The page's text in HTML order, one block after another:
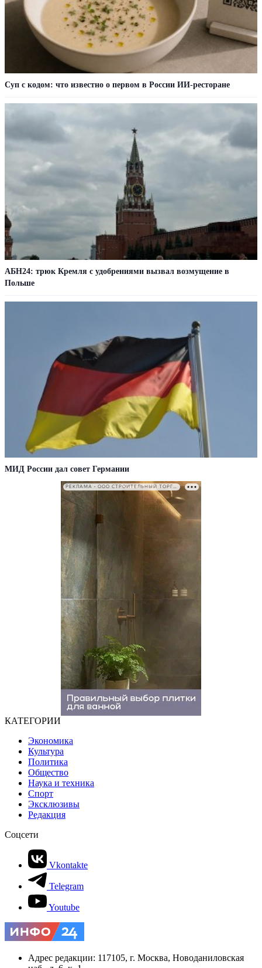
Суп с кодом: что известно о первом в России ИИ-ресторане
АБН24: трюк Кремля с удобрениями вызвал возмущение в
Польше
МИД России дал совет Германии
РЕКЛАМА • ООО СТРОИТЕЛЬНЫЙ ТОРГОВЫЙ ДОМ «ПЕТРОВИЧ». ИНН: 7802348846
КАТЕГОРИИ
Экономика
Культура
Политика
Общество
Наука и техника
Спорт
Эксклюзивы
Редакция
Соцсети
Vkontakte
Telegram
Youtube
Адрес редакции: 117105, г. Москва, Новоданиловская